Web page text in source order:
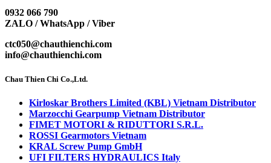
0932 066 790
ZALO / WhatsApp / Viber
ctc050@chauthienchi.com
info@chauthienchi.com
Chau Thien Chi Co.,Ltd.
Kirloskar Brothers Limited (KBL) Vietnam Distributor
Marzocchi Gearpump Vietnam Distributor
FIMET MOTORI & RIDUTTORI S.R.L.
ROSSI Gearmotors Vietnam
KRAL Screw Pump GmbH
UFI FILTERS HYDRAULICS Italy